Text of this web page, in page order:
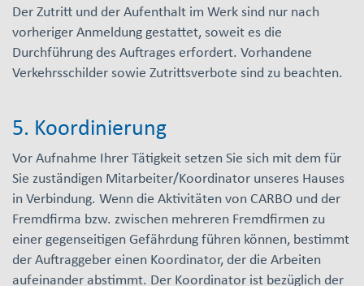
Der Zutritt und der Aufenthalt im Werk sind nur nach
vorheriger Anmeldung gestattet, soweit es die
Durchführung des Auftrages erfordert. Vorhandene
Verkehrsschilder sowie Zutrittsverbote sind zu beachten.
5. Koordinierung
Vor Aufnahme Ihrer Tätigkeit setzen Sie sich mit dem für
Sie zuständigen Mitarbeiter/Koordinator unseres Hauses
in Verbindung. Wenn die Aktivitäten von CARBO und der
Fremdfirma bzw. zwischen mehreren Fremdfirmen zu
einer gegenseitigen Gefährdung führen können, bestimmt
der Auftraggeber einen Koordinator, der die Arbeiten
aufeinander abstimmt. Der Koordinator ist bezüglich der